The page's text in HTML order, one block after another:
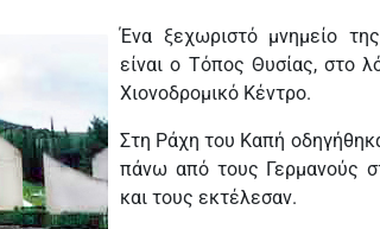
Ένα ξεχωριστό μνημείο
είναι ο Τόπος Θυσίας, στο
Χιονοδρομικό Κέντρο.
Στη Ράχη του Καπή
πάνω από τους Γερμανούς
και τους εκτέλεσαν.